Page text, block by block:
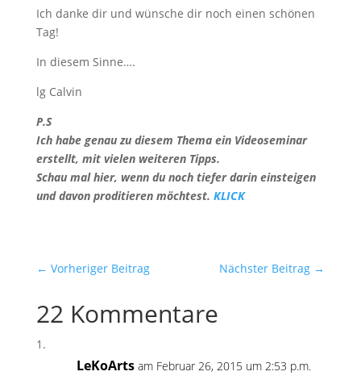
Ich danke dir und wünsche dir noch einen schönen
Tag!
In diesem Sinne….
lg Calvin
P.S
Ich habe genau zu diesem Thema ein Videoseminar
erstellt, mit vielen weiteren Tipps.
Schau mal hier, wenn du noch tiefer darin einsteigen
und davon proditieren möchtest. KLICK
← Vorheriger Beitrag Nächster Beitrag →
22 Kommentare
LeKoArts am Februar 26, 2015 um 2:53 p.m.